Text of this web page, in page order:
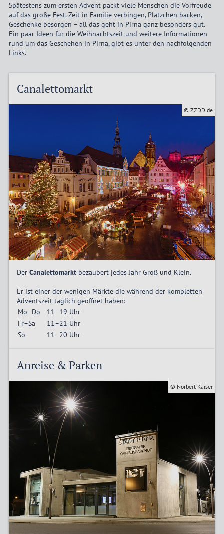
Spätestens zum ersten Advent packt viele Menschen die Vorfreude
auf das große Fest. Zeit in Familie verbingen, Plätzchen backen,
Geschenke besorgen – all das geht in Pirna ganz besonders gut.
Ein paar Ideen für die Weihnachtszeit und weitere Informationen
rund um das Geschehen in Pirna, gibt es unter den nachfolgenden
Links.
Canalettomarkt
© ZZDD.de
Der Canalettomarkt bezaubert jedes Jahr Groß und Klein.
Er ist einer der wenigen Märkte die während der kompletten
Adventszeit täglich geöffnet haben:
Mo–Do
11–19 Uhr
Fr–Sa
11–21 Uhr
So
11–20 Uhr
Anreise & Parken
© Norbert Kaiser